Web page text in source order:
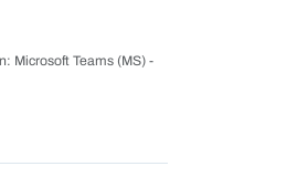
Microsoft Teams (MS) -